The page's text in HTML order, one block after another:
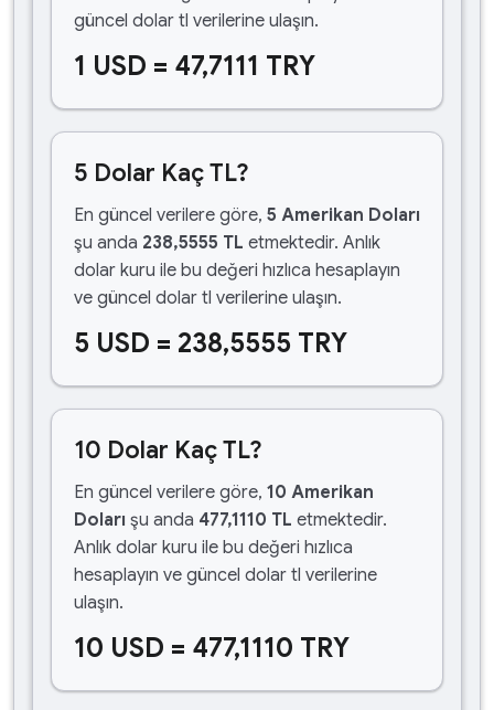
güncel dolar tl verilerine ulaşın.
1 USD = 47,7111 TRY
5 Dolar Kaç TL?
En güncel verilere göre, 5 Amerikan Doları
şu anda 238,5555 TL etmektedir. Anlık
dolar kuru ile bu değeri hızlıca hesaplayın
ve güncel dolar tl verilerine ulaşın.
5 USD = 238,5555 TRY
10 Dolar Kaç TL?
En güncel verilere göre, 10 Amerikan
Doları şu anda 477,1110 TL etmektedir.
Anlık dolar kuru ile bu değeri hızlıca
hesaplayın ve güncel dolar tl verilerine
ulaşın.
10 USD = 477,1110 TRY